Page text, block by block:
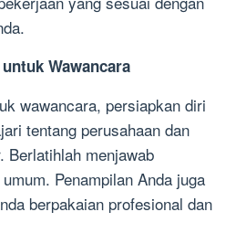
Wawancara
wawancara, persiapkan diri
tentang perusahaan dan
Berlatihlah menjawab
Penampilan Anda juga
berpakaian profesional dan